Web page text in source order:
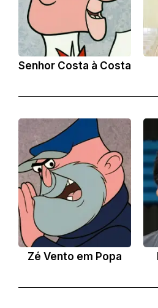
Senhor Costa à Costa
Zé Vento em Popa